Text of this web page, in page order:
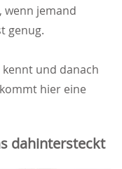
wenn jemand
genug.
und danach
hier eine
dahintersteckt